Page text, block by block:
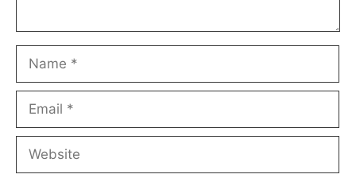
Name
Email
Website